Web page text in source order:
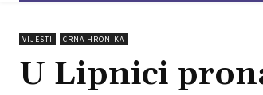
VIJESTI CRNA HRONIKA
U Lipnici